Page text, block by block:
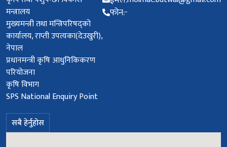
मन्त्रालय
मुख्यमन्त्री तथा मन्त्रिपरिषद्को
कार्यालय, राप्ती उपत्यका(देउखुरी),
नेपाल
प्रधानमन्‍त्री कृषि आधुनिकिकरण
परियोजना
कृषि विभाग
SPS National Enquiry Point
सबै हेर्नुहोस
फोन:-